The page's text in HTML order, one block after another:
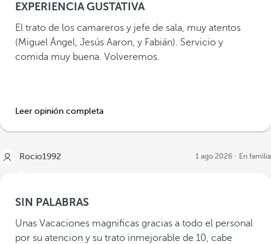
EXPERIENCIA GUSTATIVA
El trato de los camareros y jefe de sala, muy atentos
(Miguel Ángel, Jesús Aaron, y Fabián). Servicio y
comida muy buena. Volveremos.
Leer opinión completa
Rocio1992 1 ago 2026 En familia
SIN PALABRAS
Unas Vacaciones magnificas gracias a todo el personal
por su atencion y su trato inmejorable de 10, cabe